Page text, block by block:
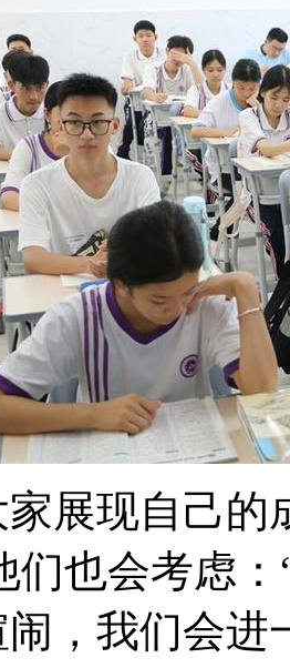
现自己的成果
们也会考虑：
，我们会进